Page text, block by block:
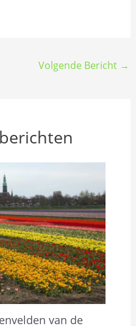
Volgende Bericht →
van de